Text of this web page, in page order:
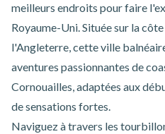
meilleurs endroits pour faire
Royaume-Uni. Située sur la
l'Angleterre, cette ville
aventures passionnantes de
Cornouailles, adaptées aux
de sensations fortes.
Naviguez à travers les